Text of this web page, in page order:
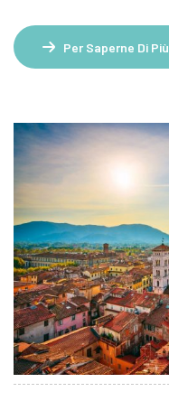
Per Saperne Di Più